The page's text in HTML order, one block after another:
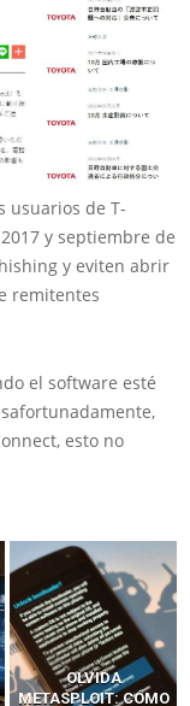
usuarios de T-
y septiembre de
y eviten abrir
remitentes
el software esté
esto no
CÓMO LOS HACKERS
INTERCEPTAN OTPS